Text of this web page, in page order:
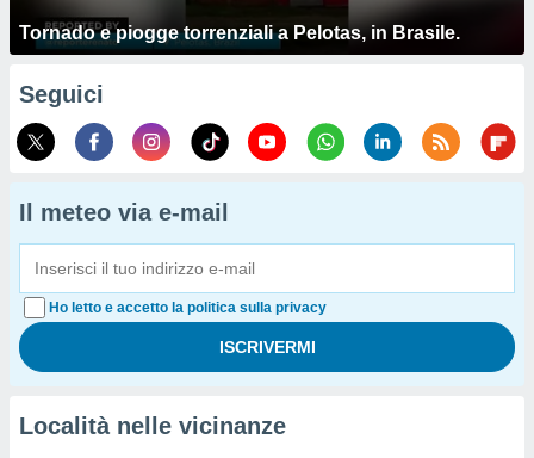
Tornado e piogge torrenziali a Pelotas, in Brasile.
Seguici
Il meteo via e-mail
Ho letto e accetto la politica sulla privacy
Località nelle vicinanze